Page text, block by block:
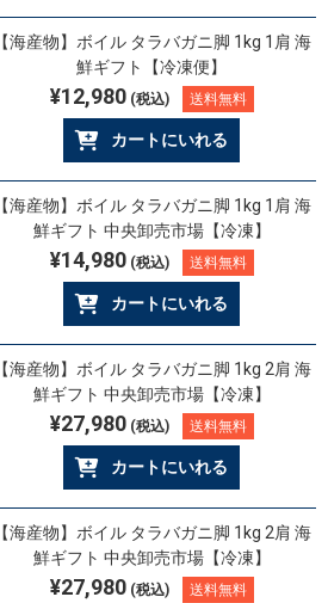
【海産物】ボイル タラバガニ脚 1kg 1肩 海
鮮ギフト【冷凍便】
¥12,980(税込) 送料無料
カートにいれる
【海産物】ボイル タラバガニ脚 1kg 1肩 海
鮮ギフト 中央卸売市場【冷凍】
¥14,980(税込) 送料無料
カートにいれる
【海産物】ボイル タラバガニ脚 1kg 2肩 海
鮮ギフト 中央卸売市場【冷凍】
¥27,980(税込) 送料無料
カートにいれる
【海産物】ボイル タラバガニ脚 1kg 2肩 海
鮮ギフト 中央卸売市場【冷凍】
¥27,980(税込) 送料無料